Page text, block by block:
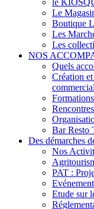
le
Le
Boutique
Les
Les
NOS
Quels
Création
Formations
Bar Resto
Des démarches
Nos
PAT :
Etude sur